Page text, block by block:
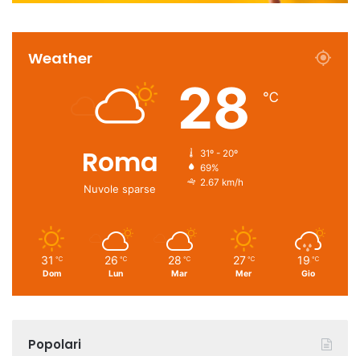
Weather
Roma
Nuvole sparse
28 ℃
31º - 20º
69%
2.67 km/h
31 ℃
Dom
26 ℃
Lun
28 ℃
Mar
27 ℃
Mer
19 ℃
Gio
Popolari